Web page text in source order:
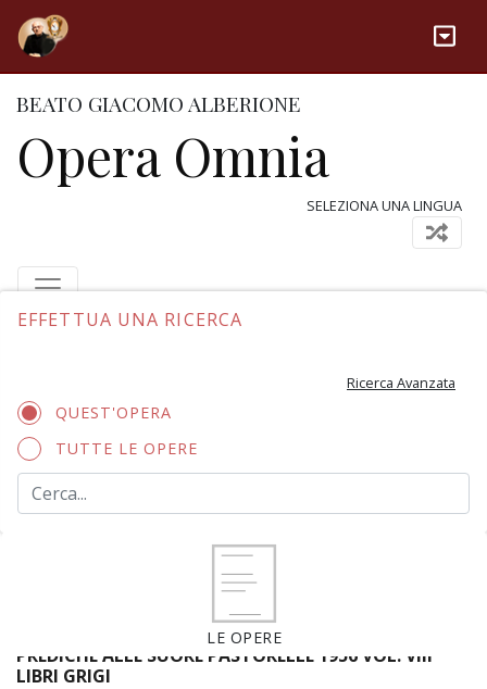
BEATO GIACOMO ALBERIONE
Opera Omnia
SELEZIONA UNA LINGUA
EFFETTUA UNA RICERCA
Ricerca Avanzata
QUEST'OPERA
TUTTE LE OPERE
LE OPERE
PREDICHE ALLE SUORE PASTORELLE 1956 VOL. VIII
LIBRI GRIGI